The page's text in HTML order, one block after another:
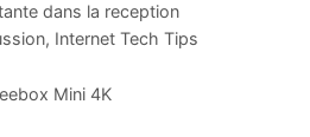
dans la reception
Internet Tech Tips
Mini 4K